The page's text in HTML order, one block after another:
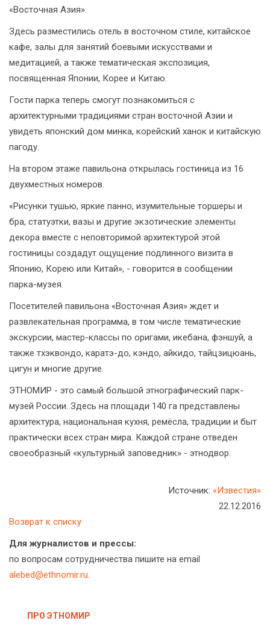
«Восточная Азия».
Здесь разместились отель в восточном стиле, китайское
кафе, залы для занятий боевыми искусствами и
медитацией, а также тематическая экспозиция,
посвященная Японии, Корее и Китаю.
Гости парка теперь смогут познакомиться с
архитектурными традициями стран восточной Азии и
увидеть японский дом минка, корейский ханок и китайскую
пагоду.
На втором этаже павильона открылась гостиница из 16
двухместных номеров.
«Рисунки тушью, яркие панно, изумительные торшеры и
бра, статуэтки, вазы и другие экзотические элементы
декора вместе с неповторимой архитектурой этой
гостиницы создадут ощущение подлинного визита в
Японию, Корею или Китай», - говорится в сообщении
парка-музея.
Посетителей павильона «Восточная Азия» ждет и
развлекательная программа, в том числе тематические
экскурсии, мастер-классы по оригами, икебана, фэншуй, а
также тхэквондо, каратэ-до, кэндо, айкидо, тайцзицюань,
цигун и многие другие.
ЭТНОМИР - это самый большой этнографический парк-
музей России. Здесь на площади 140 га представлены
архитектура, национальная кухня, ремёсла, традиции и быт
практически всех стран мира. Каждой стране отведен
своеобразный «культурный заповедник» - этнодвор.
Источник: «Известия»
22.12.2016
Возврат к списку
Для журналистов и прессы:
по вопросам сотрудничества пишите на email
alebed@ethnomir.ru.
ПРО ЭТНОМИР